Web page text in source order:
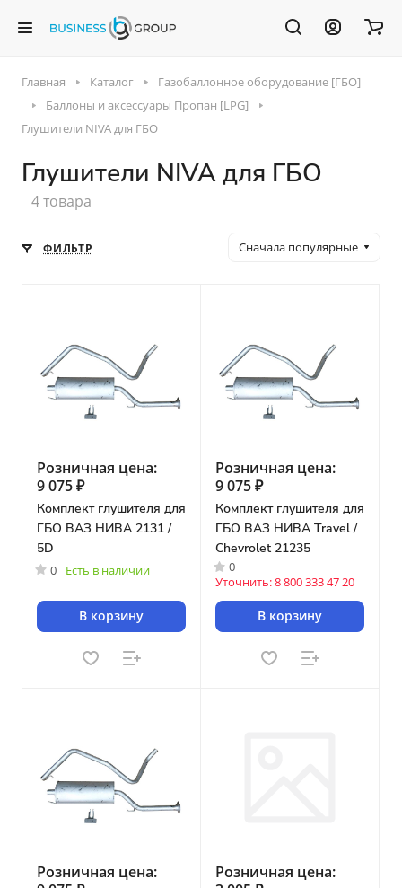
Главная Каталог
Газобаллонное оборудование [ГБО]
Баллоны и аксессуары Пропан [LPG]
Глушители NIVA для ГБО
Глушители NIVA для ГБО
4 товара
ФИЛЬТР Сначала популярные
Розничная цена:
9 075 ₽
Комплект глушителя для
ГБО ВАЗ НИВА 2131 /
5D
0 Есть в наличии
В корзину
Розничная цена:
9 075 ₽
Комплект глушителя для
ГБО ВАЗ НИВА Travel /
Chevrolet 21235
0
Уточнить: 8 800 333 47 20
В корзину
Розничная цена:
Розничная цена: